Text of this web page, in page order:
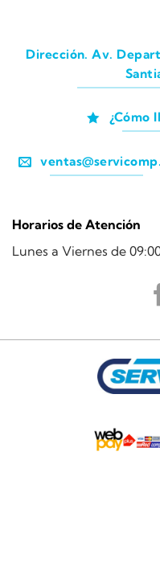
Dirección. Av.
¿Cómo
Horarios de Atención
Lunes a Viernes de